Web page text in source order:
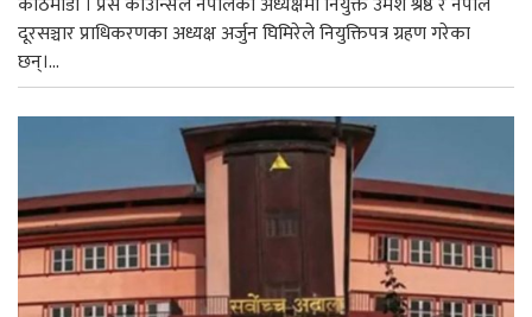
दूरसञ्चार प्राधिकरणका अध्यक्ष अर्जुन घिमिरेले नियुक्तिपत्र ग्रहण गरेका
छन्।...